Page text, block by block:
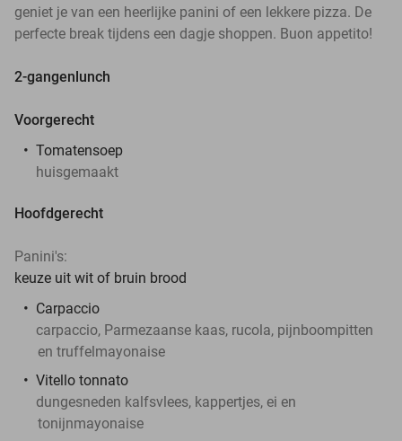
geniet je van een heerlijke panini of een lekkere pizza. De
perfecte break tijdens een dagje shoppen. Buon appetito!
2-gangenlunch
Voorgerecht
Tomatensoep
huisgemaakt
Hoofdgerecht
Panini's:
keuze uit wit of bruin brood
Carpaccio
carpaccio, Parmezaanse kaas, rucola, pijnboompitten
en truffelmayonaise
Vitello tonnato
dungesneden kalfsvlees, kappertjes, ei en
tonijnmayonaise